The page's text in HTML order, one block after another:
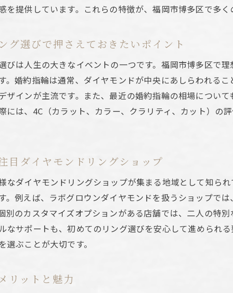
福岡市博多区での価格比較のコツ
高品質なダイヤモンドリングを福岡市博
品質の見極め方と基準
信頼できるダイヤモンドショップの
専門家のアドバイスを受けるメリ
購入時に確認すべき重要ポイント
婚約指輪選びで重要なポイントとは？
最新トレンドを取り入れた婚約指輪
人気のデザインスタイルとその特徴
季節やイベントに合った選び方
トレンドを押さえた選び方のコツ
を提供しています。これらの特徴が、福岡市博多区で多
グ選びで押さえておきたいポイント
びは人生の大きなイベントの一つです。福岡市博多区で
。婚約指輪は通常、ダイヤモンドが中央にあしらわれる
ザインが主流です。また、最近の婚約指輪の相場につい
には、4C（カラット、カラー、クラリティ、カット）の
目ダイヤモンドリングショップ
なダイヤモンドリングショップが集まる地域として知ら
。例えば、ラボグロウンダイヤモンドを扱うショップで
別のカスタマイズオプションがある店舗では、二人の特
なサポートも、初めてのリング選びを安心して進められ
選ぶことが大切です。
リットと魅力